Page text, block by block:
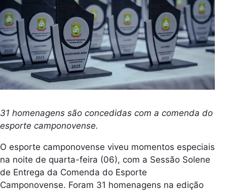
31 homenagens são concedidas com a comenda do
esporte camponovense.
O esporte camponovense viveu momentos especiais
na noite de quarta-feira (06), com a Sessão Solene
de Entrega da Comenda do Esporte
Camponovense. Foram 31 homenagens na edição